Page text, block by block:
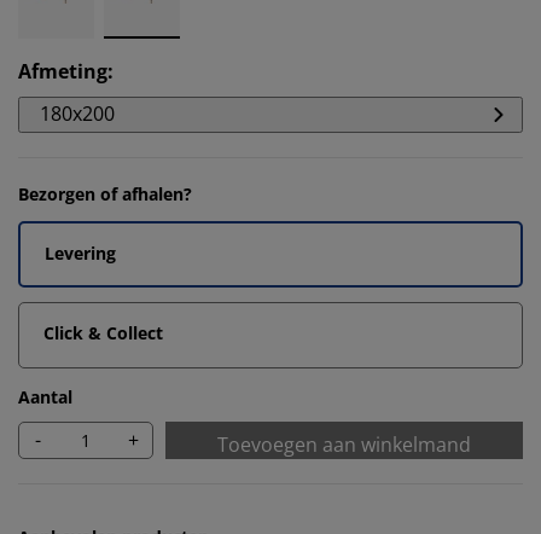
Afmeting:
180x200
Bezorgen of afhalen?
Levering
Click & Collect
Aantal
- + Toevoegen aan winkelmand